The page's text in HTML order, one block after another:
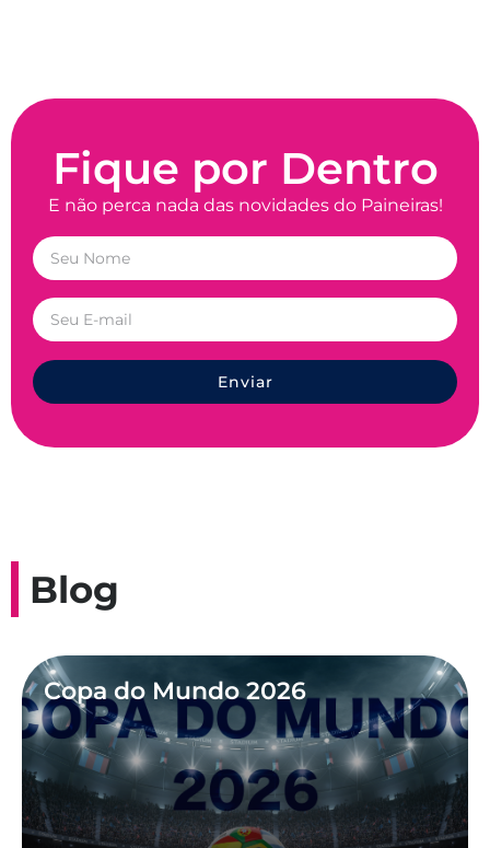
Fique por Dentro
E não perca nada das novidades do Paineiras!
Enviar
Blog
Copa do Mundo 2026